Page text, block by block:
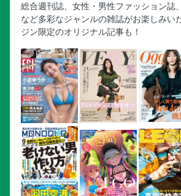
診断が難しい緑内障は緑内障専門医を
「緑内障です」と診断されたら？治療の
う
緑内障の第一選択は点眼 目薬の基本
さし方ひとつで効果も段違い！意外と知
さし方
レーザー治療や外科的な手術について
おきましょう
レーザー治療は効果と副作用を理解し
緑内障手術は術式に幅があり悪化のス
る
緑内障でも人生は向上する
総合週刊誌、女性・男性ファッション誌
など多彩なジャンルの雑誌がお楽しみい
ジン限定のオリジナル記事も！